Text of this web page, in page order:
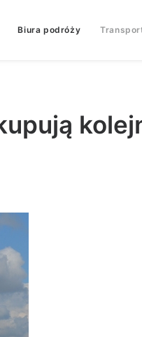
Biura podróży